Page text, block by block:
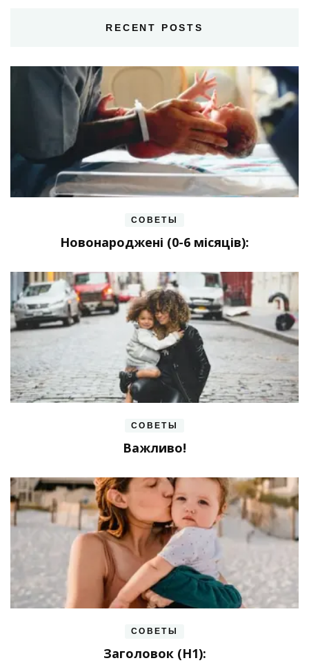
RECENT POSTS
СОВЕТЫ
Новонароджені (0-6 місяців):
СОВЕТЫ
Важливо!
СОВЕТЫ
Заголовок (H1):